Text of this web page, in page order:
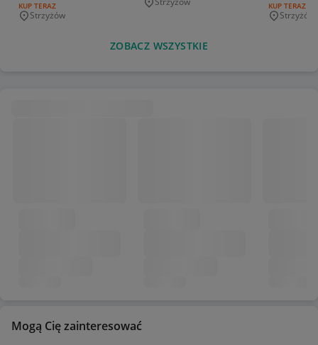
,Jumper
RODZAJ OFERTY:
KUP TERAZ
Miejscowość
Strzyżów
Miejscowość RODZAJ
KUP TERAZ
Strzyżów
ZOBACZ WSZYSTKIE
Mogą Cię zainteresować